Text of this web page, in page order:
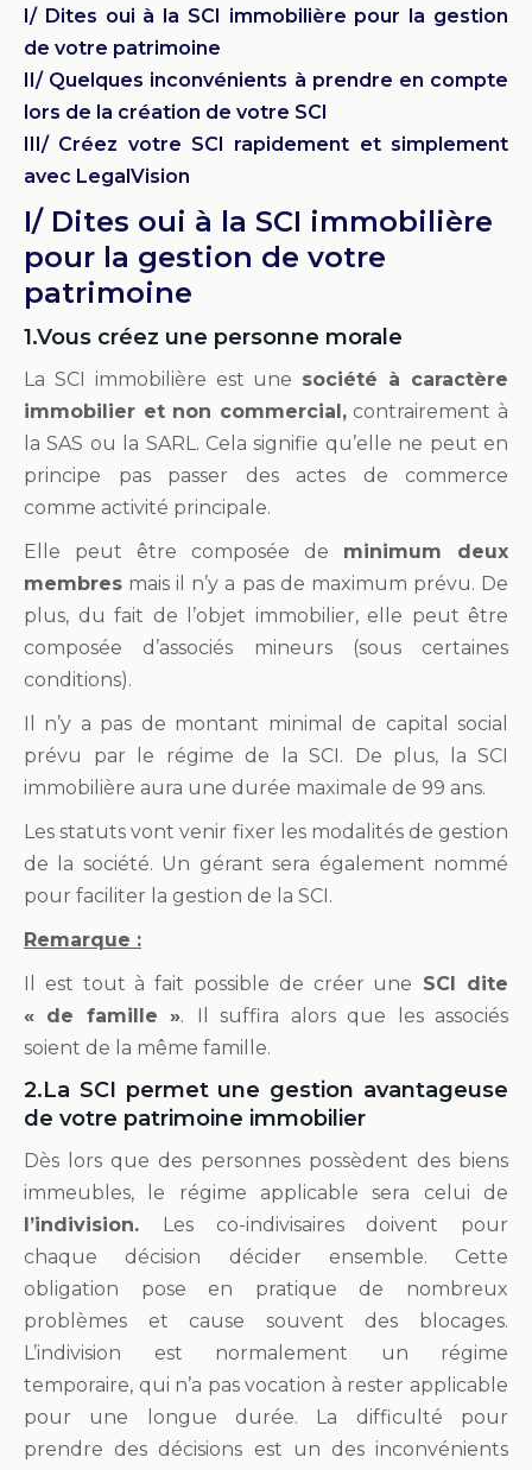
I/ Dites oui à la SCI immobilière pour la gestion
de votre patrimoine
II/ Quelques inconvénients à prendre en compte
lors de la création de votre SCI
III/ Créez votre SCI rapidement et simplement
avec LegalVision
I/ Dites oui à la SCI immobilière
pour la gestion de votre
patrimoine
1.Vous créez une personne morale
La SCI immobilière est une société à caractère
immobilier et non commercial,contrairement à
la SAS ou la SARL. Cela signifie qu’elle ne peut en
principe pas passer des actes de commerce
comme activité principale.
Elle peut être composée de minimum deux
membres mais il n’y a pas de maximum prévu. De
plus, du fait de l’objet immobilier, elle peut être
composée d’associés mineurs (sous certaines
conditions).
Il n’y a pas de montant minimal de capital social
prévu par le régime de la SCI. De plus, la SCI
immobilière aura une durée maximale de 99 ans.
Les statuts vont venir fixer les modalités de gestion
de la société. Un gérant sera également nommé
pour faciliter la gestion de la SCI.
Remarque :
Il est tout à fait possible de créer une SCI dite
« de famille ».
Il suffira alors que les associés
soient de la même famille.
2.La SCI permet une gestion avantageuse
de votre patrimoine immobilier
Dès lors que des personnes possèdent des biens
immeubles, le régime applicable sera celui de
l’indivision. Les co-indivisaires doivent pour
chaque décision décider ensemble. Cette
obligation pose en pratique de nombreux
problèmes et cause souvent des blocages.
L’indivision est normalement un régime
temporaire, qui n’a pas vocation à rester applicable
pour une longue durée. La difficulté pour
prendre des décisions est un des inconvénients